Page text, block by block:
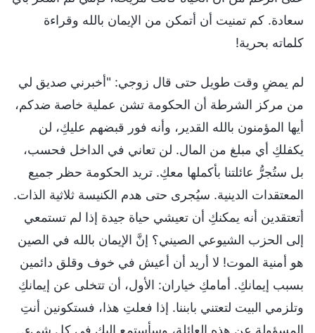
سعادة. كم تمنيت أن أتمكن من الإيمان بالله وقراءة
كلماته بحرية!
لم يمضِ وقت طويل حتى قال زوجي: "أخبرني صديق لي
من مركز الشرطة أن الحكومة تشن عملية خاصة ضدكم،
أيها المؤمنون بالله القدير، وأنه فور قبضهم عليكِ، لن
يكفلكِ أي مبلغ من المال. لن تعاني في الداخل فحسب،
بل ستُجرُّ عائلتنا بأكملها معكِ. تريد الحكومة حظر جميع
المعتقدات الدينية. سيُجرى حتى هدم الكنيسة ثلاثية الذات.
أتعتقدين أنه يمكنكِ أن تعيشي حياة جيدة إذا لم تستمعي
إلى الحزب الشيوعي الصيني؟ إنَّ الإيمان بالله في الصين
هو أمنية الموت! لا أريد أن أعيش في خوف وقلق دائمين
بسبب إيمانكِ. أمامكِ خياران: الأول، أن تتخلى عن إيمانكِ
وتلزمي البيت لتعتني بابننا. إذا فعلتِ هذا، فستكونين أنتِ
المسؤولة عن هذه العائلة، وسأستمع إليكِ في كل شيء.